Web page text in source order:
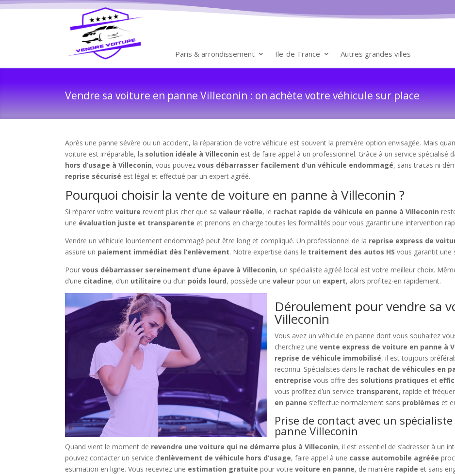
Paris & arrondissement Ile-de-France Autres grandes villes
Vendre sa voiture en panne Villeconin : on achète votre véhicule sur place
Après une panne sévère ou un accident, la réparation de votre véhicule est souvent la première option envisagée. Mais
voiture est irréparable, la solution idéale à Villeconin est de faire appel à un professionnel. Grâce à un service spécialisé
hors d’usage à Villeconin, vous pouvezvous débarrasser facilement d’un véhicule endommagé, sans tracas ni
reprise sécurisé est légal et effectué par un expert agréé.
Pourquoi choisir la vente de voiture en panne à Villeconin ?
Si réparer votrevoiture revient plus cher que savaleur réelle, le rachat rapide de véhicule en panne à Villeconin
une évaluation juste et transparente et prenons en charge toutes les formalités pour vous garantir une intervention
Vendre un véhicule lourdement endommagé peut être long et compliqué. Un professionnel de la reprise express de
assure un paiement immédiat dès l’enlèvement. Notre expertise dans le traitement des autos HS vous garantit une
Pourvous débarrasser sereinement d’une épave à Villeconin, un spécialiste agréé local est votre meilleur choix.
d’une citadine, d’un utilitaire ou d’un poids lourd, possède unevaleur pour un expert, alors profitez-en rapidement.
Déroulement pour vendre sa
Villeconin
Vous avez un véhicule en panne dont vous souhaitez
cherchiez unevente express de voiture en panne à
reprise de véhicule immobilisé, il est toujours
reconnu. Spécialistes dans le rachat de véhicules en
entreprise vous offre des solutions pratiques et
vous profitez d’un service transparent, rapide et
en panne s’effectue normalement sans problèmes et
Prise de contact avec un
panne Villeconin
Quand vient le moment de revendre une voiture qui ne démarre plus à Villeconin, il est essentiel de s’adresser à un
pouvez contacter un service d’enlèvement de véhicule hors d’usage, faire appel à une casse automobile agréée
estimation en ligne. Vous recevrez une estimation gratuite pour votrevoiture en panne, de manière rapide et sans